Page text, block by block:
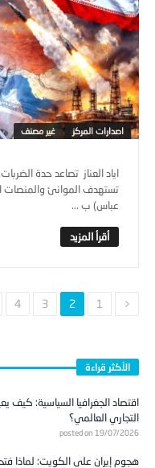
اصدارات المركز غير مصنف
اياد العناز تصاعد حدة
تستهدف الموانئ والمنصات
عباس) ب ...
1
2
3
4
الأكثر قراءة
اقتصاد الجغرافيا السياسية: كيف
التجاري العالمي؟
posted on 19/07/2026
هجوم إيران على الكويت: لماذا